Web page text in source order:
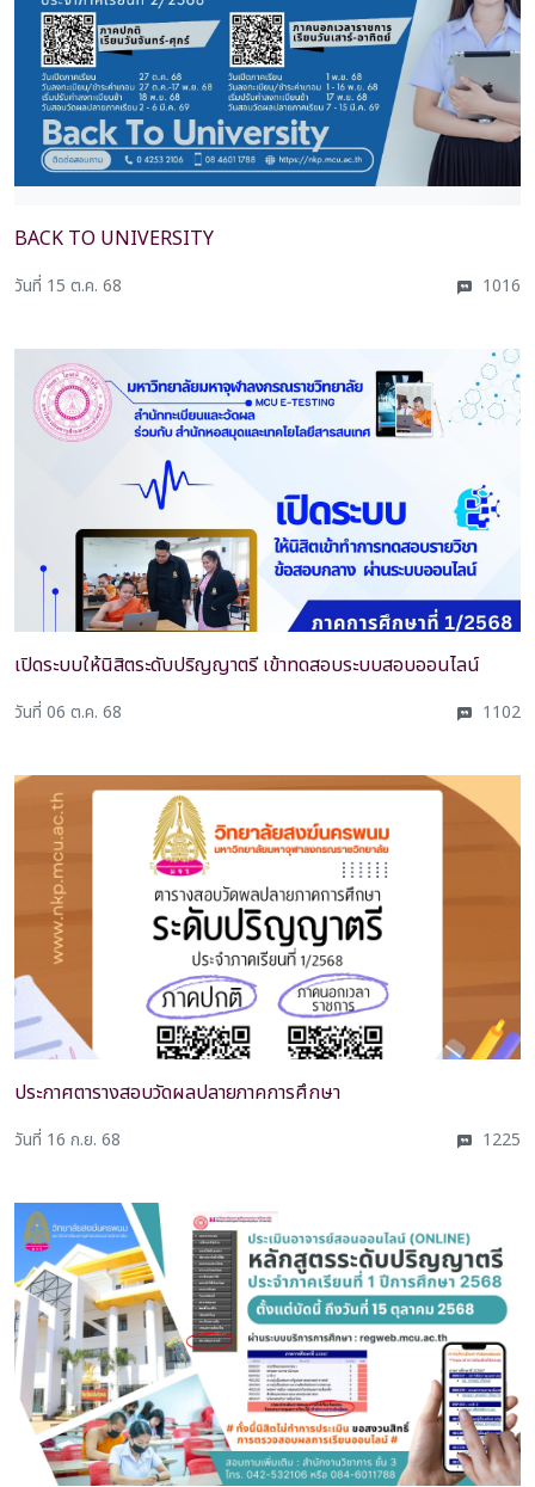
BACK TO UNIVERSITY
วันที่ 15 ต.ค. 68 1016
เปิดระบบให้นิสิตระดับปริญญาตรี เข้าทดสอบระบบสอบออนไลน์
วันที่ 06 ต.ค. 68 1102
ประกาศตารางสอบวัดผลปลายภาคการศึกษา
วันที่ 16 ก.ย. 68 1225